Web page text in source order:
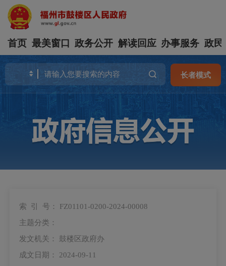
首页 最美窗口 政务公开 解读回应 办事服务 政民
长者模式
索 引 号： FZ01101-0200-2024-00008
主题分类：
发文机关： 鼓楼区政府办
成文日期： 2024-09-11